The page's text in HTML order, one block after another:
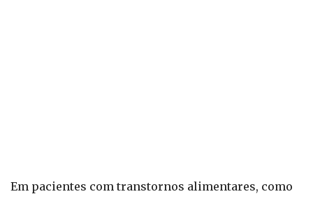
Em pacientes com transtornos alimentares, como